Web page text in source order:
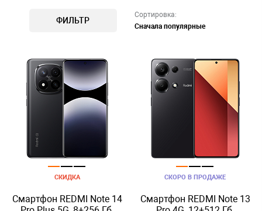
ФИЛЬТР
Сортировка:
СКИДКА
Смартфон REDMI Note 14
СКОРО В ПРОДАЖЕ
Смартфон REDMI Note 13